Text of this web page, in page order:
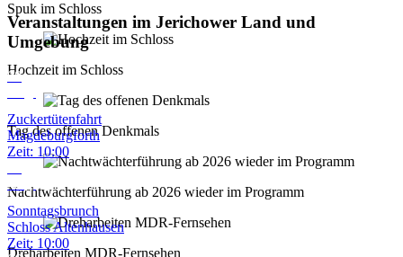
Spuk im Schloss
Hochzeit im Schloss
Tag des offenen Denkmals
Nachtwächterführung ab 2026 wieder im Programm
Dreharbeiten MDR-Fernsehen
Veranstaltungen im Jerichower Land und
Umgebung
08
Zuckertütenfahrt
Magdeburgforth
Zeit: 10:00
Aug.
Sonntagsbrunch
Schloss Altenhausen
Zeit: 10:00